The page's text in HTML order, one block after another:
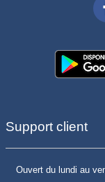
Support client
Ouvert du lundi au